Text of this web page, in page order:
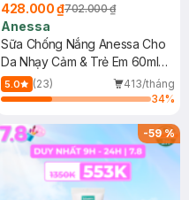
428.000 ₫702.000 ₫
Anessa
Sữa Chống Nắng Anessa Cho
Da Nhạy Cảm & Trẻ Em 60ml
(Mới)
5.0 (23)
413/tháng
34%
-59%